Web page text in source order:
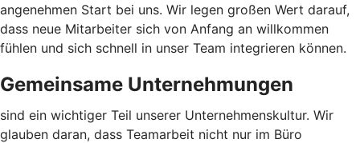
angenehmen Start bei uns. Wir legen großen Wert darauf,
dass neue Mitarbeiter sich von Anfang an willkommen
fühlen und sich schnell in unser Team integrieren können.
Gemeinsame Unternehmungen
sind ein wichtiger Teil unserer Unternehmenskultur. Wir
glauben daran, dass Teamarbeit nicht nur im Büro